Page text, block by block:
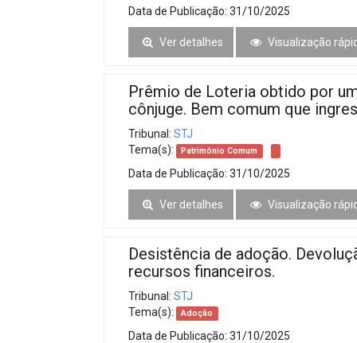
Data de Publicação: 31/10/2025
Ver detalhes Visualização
Prêmio de Loteria obtido por
cônjuge. Bem comum que
Tribunal: STJ
Tema(s):
Patrimônio Comum
Data de Publicação: 31/10/2025
Ver detalhes Visualização
Desistência de adoção.
recursos financeiros.
Tribunal: STJ
Tema(s):
Adoção
Data de Publicação: 31/10/2025